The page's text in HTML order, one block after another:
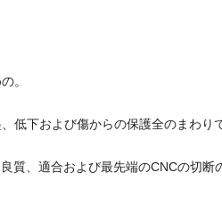
。
低下および傷からの保護全のまわり
質、適合および最先端のCNCの切断